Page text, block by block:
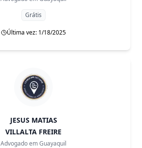
Grátis
Última vez: 1/18/2025
JESUS MATIAS
VILLALTA FREIRE
Advogado emGuayaquil